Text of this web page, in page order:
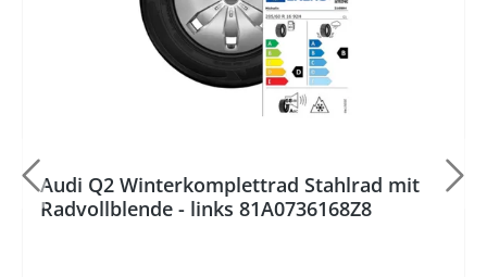
Audi Q2 Winterkomplettrad Stahlrad mit
Radvollblende - links 81A0736168Z8